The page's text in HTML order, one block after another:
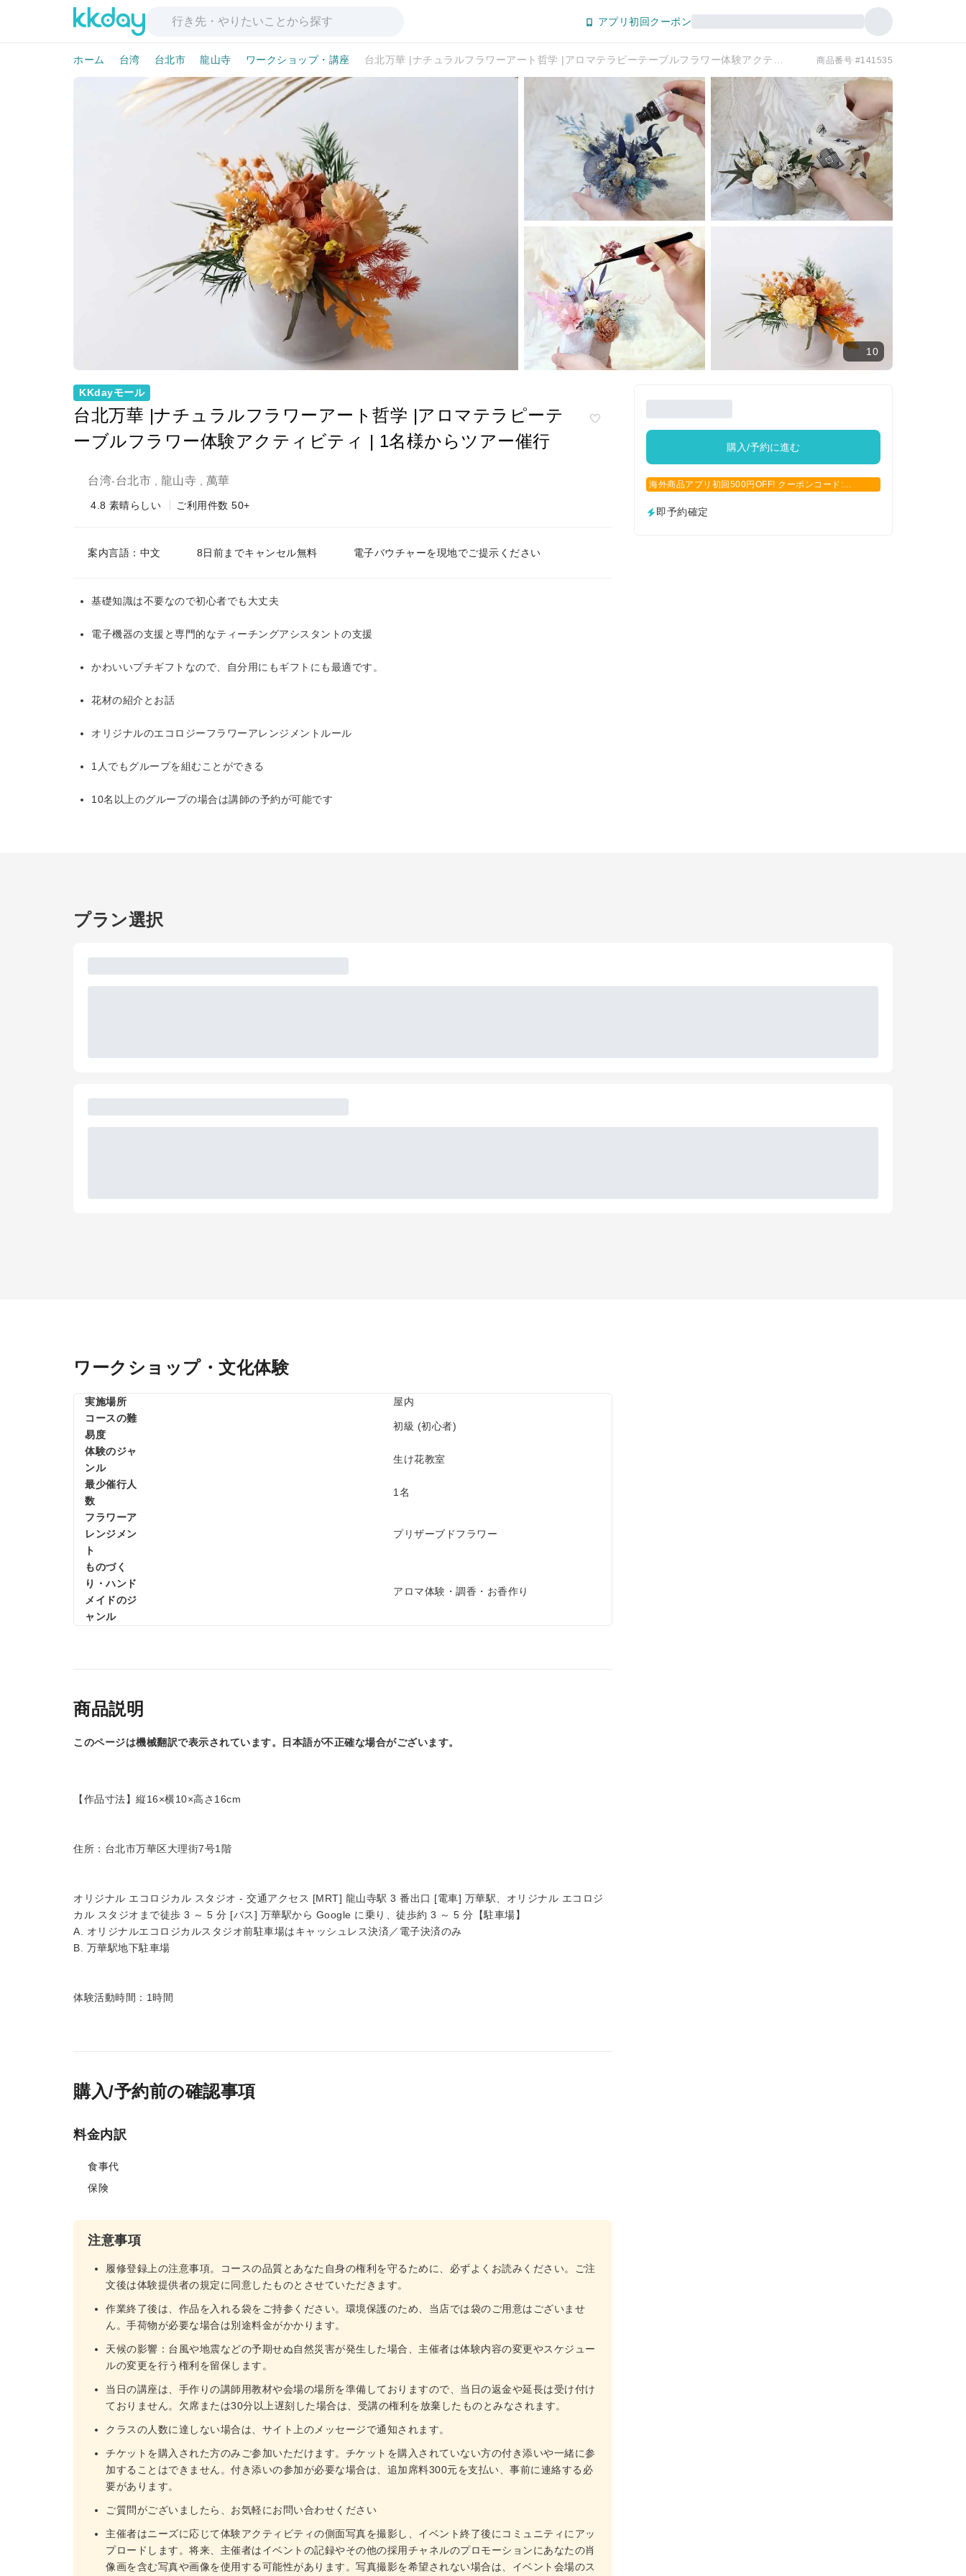
アプリ初回クーポン
ホーム 台湾 台北市 龍山寺 ワークショップ・講座 商品番号 #141535
10
KKdayモール
台北万華 |ナチュラルフラワーアート哲学 |アロマテラピーテ
ーブルフラワー体験アクティビティ | 1名様からツアー催行
台湾-台北市 龍山寺 萬華
4.8 素晴らしい ご利用件数 50+
案内言語：中文 8日前までキャンセル無料 電子バウチャーを現地でご提示ください
基礎知識は不要なので初心者でも大丈夫
電子機器の支援と専門的なティーチングアシスタントの支援
かわいいプチギフトなので、自分用にもギフトにも最適です。
花材の紹介とお話
オリジナルのエコロジーフラワーアレンジメントルール
1人でもグループを組むことができる
10名以上のグループの場合は講師の予約が可能です
購入/予約に進む
海外商品アプリ初回500円OFF! クーポンコード:
即予約確定
プラン選択
ワークショップ・文化体験
実施場所
屋内
コースの難
易度
初級 (初心者)
体験のジャ
ンル
生け花教室
最少催行人
数
1名
フラワーア
レンジメン
ト
プリザーブドフラワー
ものづく
り・ハンド
メイドのジ
ャンル
アロマ体験・調香・お香作り
商品説明
このページは機械翻訳で表示されています。日本語が不正確な場合がございます。
【作品寸法】縦16×横10×高さ16cm
住所：台北市万華区大理街7号1階
オリジナル エコロジカル スタジオ - 交通アクセス [MRT] 龍山寺駅 3 番出口 [電車] 万華駅、オリジナル エコロジ
カル スタジオまで徒歩 3 ～ 5 分 [バス] 万華駅から Google に乗り、徒歩約 3 ～ 5 分【駐車場】
A. オリジナルエコロジカルスタジオ前駐車場はキャッシュレス決済／電子決済のみ
B. 万華駅地下駐車場
体験活動時間：1時間
購入/予約前の確認事項
料金内訳
食事代
保険
注意事項
履修登録上の注意事項。コースの品質とあなた自身の権利を守るために、必ずよくお読みください。ご注
文後は体験提供者の規定に同意したものとさせていただきます。
作業終了後は、作品を入れる袋をご持参ください。環境保護のため、当店では袋のご用意はございませ
ん。手荷物が必要な場合は別途料金がかかります。
天候の影響：台風や地震などの予期せぬ自然災害が発生した場合、主催者は体験内容の変更やスケジュー
ルの変更を行う権利を留保します。
当日の講座は、手作りの講師用教材や会場の場所を準備しておりますので、当日の返金や延長は受け付け
ておりません。欠席または30分以上遅刻した場合は、受講の権利を放棄したものとみなされます。
クラスの人数に達しない場合は、サイト上のメッセージで通知されます。
チケットを購入された方のみご参加いただけます。チケットを購入されていない方の付き添いや一緒に参
加することはできません。付き添いの参加が必要な場合は、追加席料300元を支払い、事前に連絡する必
要があります。
ご質問がございましたら、お気軽にお問い合わせください
主催者はニーズに応じて体験アクティビティの側面写真を撮影し、イベント終了後にコミュニティにアッ
プロードします。将来、主催者はイベントの記録やその他の採用チャネルのプロモーションにあなたの肖
像画を含む写真や画像を使用する可能性があります。写真撮影を希望されない場合は、イベント会場のス